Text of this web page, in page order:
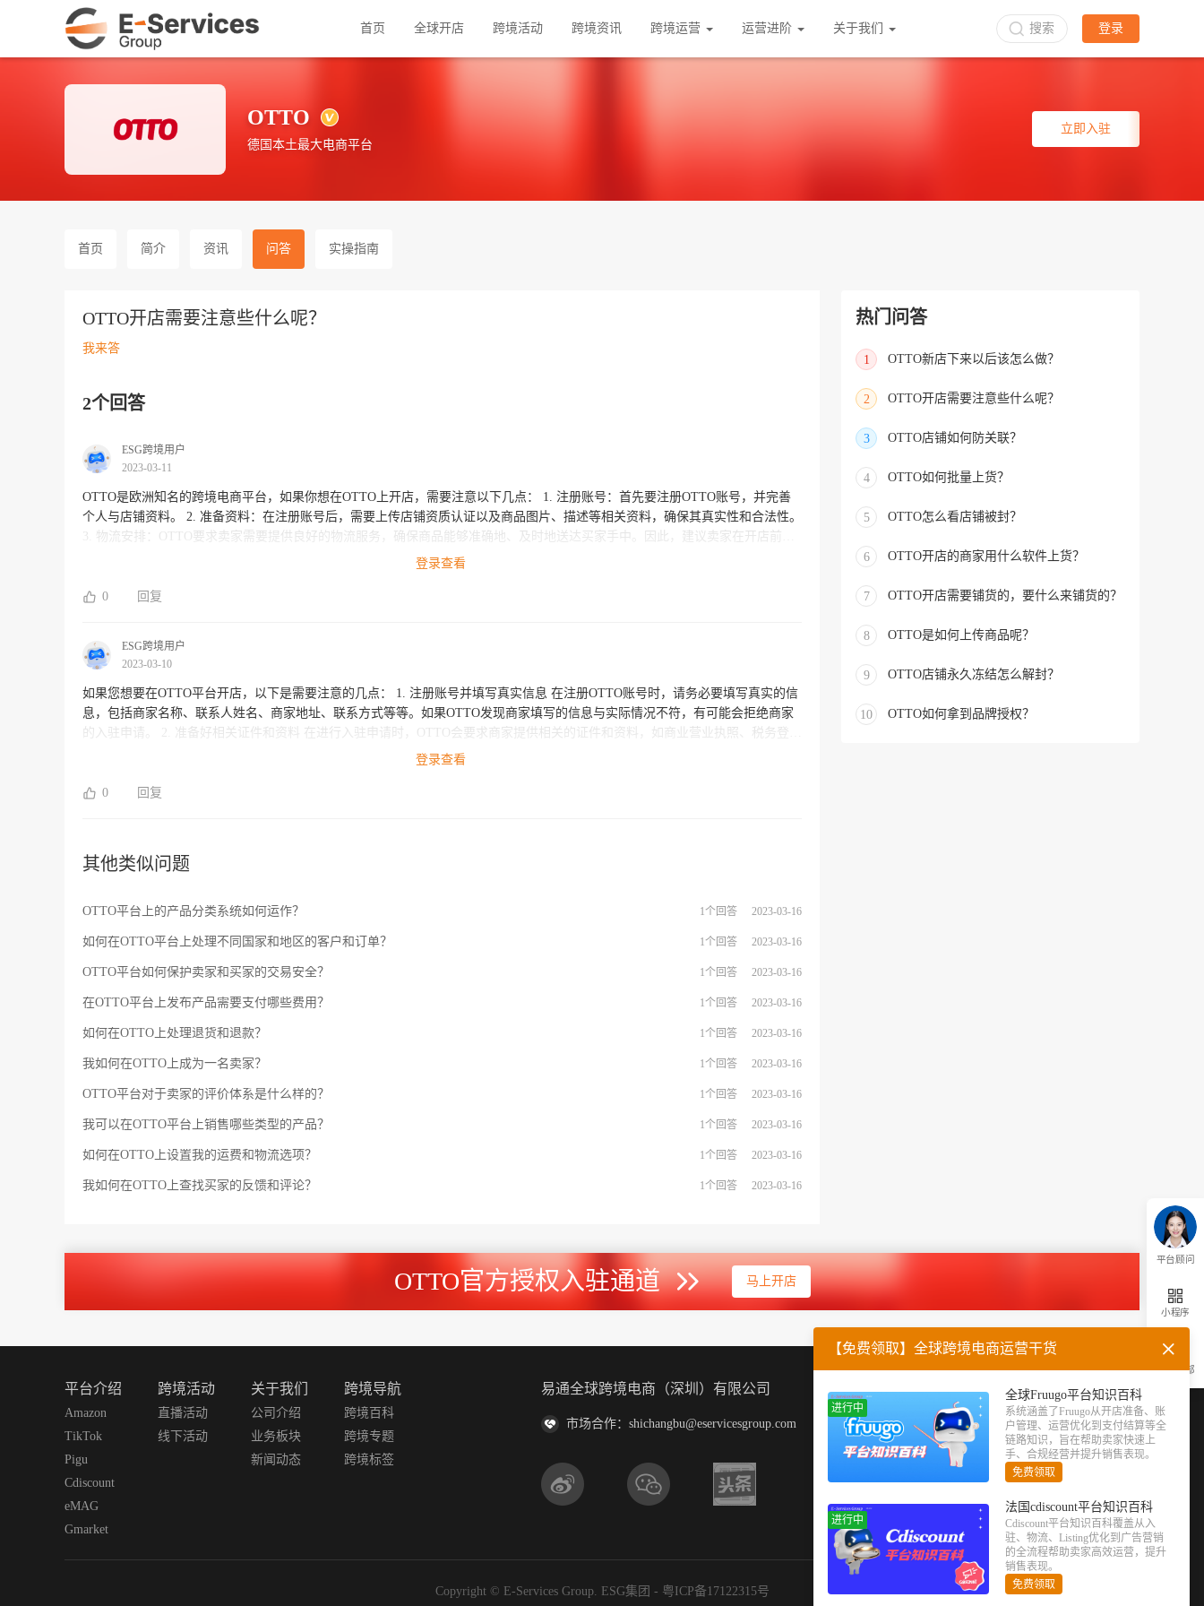
首页 全球开店 跨境活动 跨境资讯 跨境运营 运营进阶 关于我们 搜索 登录
OTTO
德国本土最大电商平台
立即入驻
首页 简介 资讯 问答 实操指南
OTTO开店需要注意些什么呢？
我来答
2个回答
ESG跨境用户
2023-03-11
OTTO是欧洲知名的跨境电商平台，如果你想在OTTO上开店，需要注意以下几点： 1. 注册账号：首先要注册OTTO账号，并完善
个人与店铺资料。 2. 准备资料：在注册账号后，需要上传店铺资质认证以及商品图片、描述等相关资料，确保其真实性和合法性。
3. 物流安排：OTTO要求卖家需要提供良好的物流服务，确保商品能够准确地、及时地送达买家手中。因此，建议卖家在开店前考
供全方位的跨境电商服务，包括注册账号、店铺开启、运营等全流程服务。同时，我们也拥有丰富的跨境物流资源，为您提供优质
登录查看
0 回复
ESG跨境用户
2023-03-10
如果您想要在OTTO平台开店，以下是需要注意的几点： 1. 注册账号并填写真实信息 在注册OTTO账号时，请务必要填写真实的信
息，包括商家名称、联系人姓名、商家地址、联系方式等等。如果OTTO发现商家填写的信息与实际情况不符，有可能会拒绝商家
的入驻申请。 2. 准备好相关证件和资料 在进行入驻申请时，OTTO会要求商家提供相关的证件和资料，如商业营业执照、税务登记
证、品牌授权证书、产品清单、品牌介绍、售后服务等等。因此，在申请入驻前，商家必须要准备好这些相关的证件和资料。 3. 准
品特点，准备好符合OTTO平台要求的商品，并确保商品的质量和服务都能够满足OTTO平台的标准。 4. 遵守OTTO平台的规定和
登录查看
0 回复
其他类似问题
OTTO平台上的产品分类系统如何运作？ 1个回答 2023-03-16
如何在OTTO平台上处理不同国家和地区的客户和订单？ 1个回答 2023-03-16
OTTO平台如何保护卖家和买家的交易安全？ 1个回答 2023-03-16
在OTTO平台上发布产品需要支付哪些费用？ 1个回答 2023-03-16
如何在OTTO上处理退货和退款？ 1个回答 2023-03-16
我如何在OTTO上成为一名卖家？ 1个回答 2023-03-16
OTTO平台对于卖家的评价体系是什么样的？ 1个回答 2023-03-16
我可以在OTTO平台上销售哪些类型的产品？ 1个回答 2023-03-16
如何在OTTO上设置我的运费和物流选项？ 1个回答 2023-03-16
我如何在OTTO上查找买家的反馈和评论？ 1个回答 2023-03-16
热门问答
1 OTTO新店下来以后该怎么做？
2 OTTO开店需要注意些什么呢？
3 OTTO店铺如何防关联？
4 OTTO如何批量上货？
5 OTTO怎么看店铺被封？
6 OTTO开店的商家用什么软件上货？
7 OTTO开店需要铺货的，要什么来铺货的？
8 OTTO是如何上传商品呢？
9 OTTO店铺永久冻结怎么解封？
10 OTTO如何拿到品牌授权？
OTTO官方授权入驻通道 马上开店
平台顾问
小程序
返回顶部
平台介绍
Amazon
TikTok
Pigu
Cdiscount
eMAG
Gmarket
跨境活动
直播活动
线下活动
关于我们
公司介绍
业务板块
新闻动态
跨境导航
跨境百科
跨境专题
跨境标签
易通全球跨境电商（深圳）有限公司
市场合作：shichangbu@eservicesgroup.com
企业微信 官方公众号
Copyright © E-Services Group. ESG集团 - 粤ICP备17122315号
【免费领取】全球跨境电商运营干货
进行中
全球Fruugo平台知识百科
系统涵盖了Fruugo从开店准备、账
户管理、运营优化到支付结算等全
链路知识，旨在帮助卖家快速上
手、合规经营并提升销售表现。
免费领取
进行中
法国cdiscount平台知识百科
Cdiscount平台知识百科覆盖从入
驻、物流、Listing优化到广告营销
的全流程帮助卖家高效运营，提升
销售表现。
免费领取